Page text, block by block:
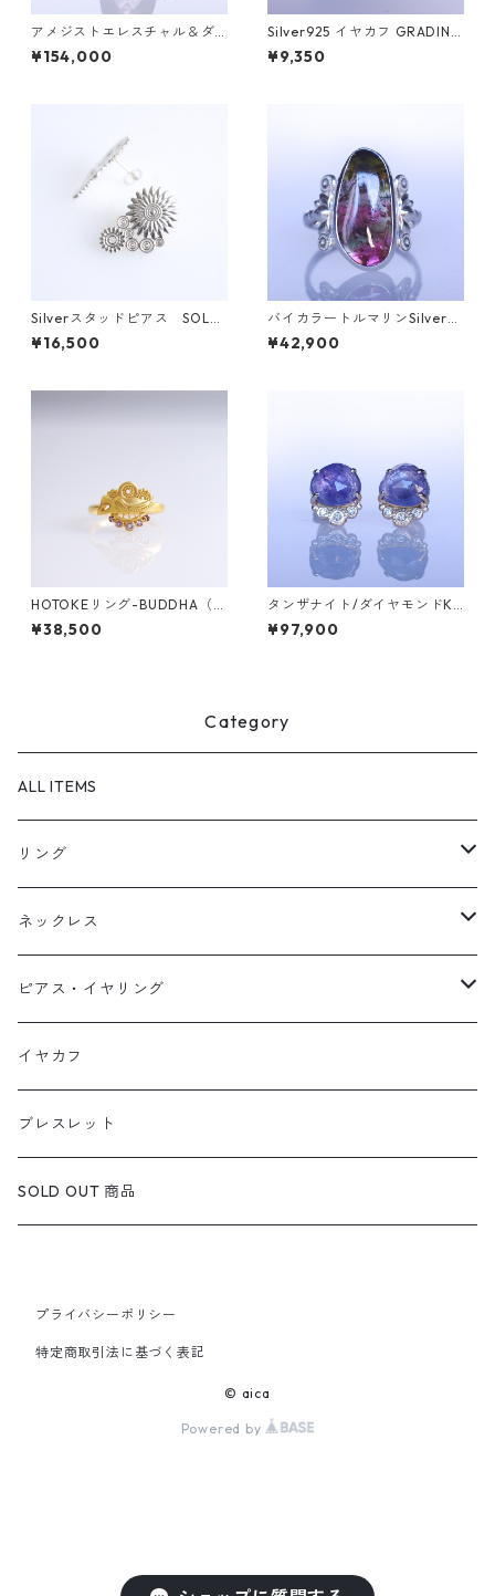
アメジストエレスチャル＆ダ
イヤK10リング FATA(ファタ）
[F017]
¥154,000
Silver925 イヤカフ GRADINA
（グラディナ）
¥9,350
Silverスタッドピアス SOL
（ソル）
¥16,500
バイカラートルマリンSilverリ
ング SALGA(サルガ）[S002]
¥42,900
HOTOKEリング-BUDDHA（仏
陀）-
¥38,500
タンザナイト/ダイヤモンドK1
0ピアス TEPI（ﾃﾋﾟ）【T00
4】
¥97,900
Category
ALL ITEMS
リング
天然石1点ものリング【Gold】（在庫ありのみ絞込）
天然石1点ものリング【Silver】（在庫ありのみ絞込）
定番リング
ネックレス
天然石1点ものネックレス（在庫ありのみ絞込）
定番ネックレス
ピアス・イヤリング
天然石1点ものピアス（在庫ありのみ絞込）
定番ピアス/イヤリング
イヤカフ
ブレスレット
SOLD OUT 商品
プライバシーポリシー
特定商取引法に基づく表記
© aica
Powered by